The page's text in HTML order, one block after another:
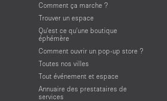
Comment ça marche ?
Trouver un espace
Qu'est ce qu'une boutique
éphémère
Comment ouvrir un pop-up store ?
Toutes nos villes
Tout événement et espace
Annuaire des prestataires de
services